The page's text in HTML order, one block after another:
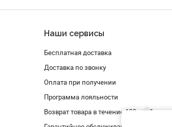
Наши сервисы
Бесплатная доставка
Доставка по звонку
Оплата при получении
Программа лояльности
Возврат товара в течение 120 дней